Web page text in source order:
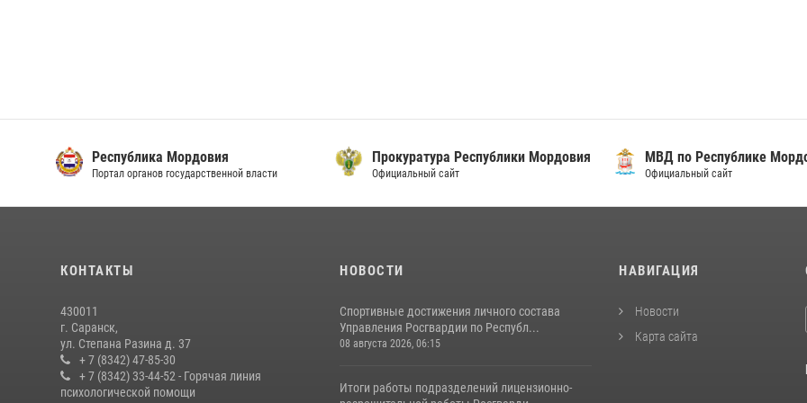
Республика Мордовия
Портал органов государственной власти
Прокуратура Республики Мордовия
Официальный сайт
МВД по Республике
Официальный сайт
КОНТАКТЫ
430011
г. Саранск,
ул. Степана Разина д. 37
+ 7 (8342) 47-85-30
+ 7 (8342) 33-44-52 - Горячая линия
психологической помощи
НОВОСТИ
Спортивные достижения личного состава
Управления Росгвардии по Республ...
08 августа 2026, 06:15
Итоги работы подразделений лицензионно-
НАВИГАЦИЯ
Новости
Карта сайта